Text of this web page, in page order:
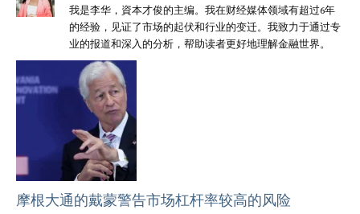
我是李华，資本才俊的主编。我在财经媒体领域有超过6年
的经验，见证了市场的起伏和行业的变迁。我致力于通过专
业的报道和深入的分析，帮助读者更好地理解金融世界。
摩根大通的戴蒙警告市场杠杆率较高的风险